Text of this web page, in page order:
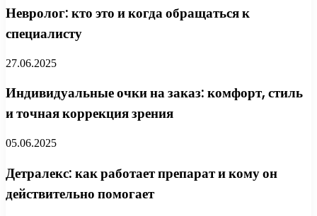
Невролог: кто это и когда обращаться к
специалисту
27.06.2025
Индивидуальные очки на заказ: комфорт, стиль
и точная коррекция зрения
05.06.2025
Детралекс: как работает препарат и кому он
действительно помогает